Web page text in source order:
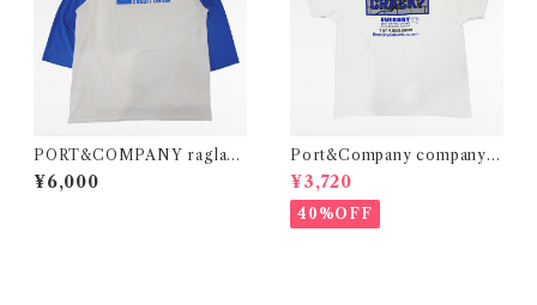
PORT&COMPANY raglan
sleeve print t-shirt
¥6,000
Port&Company company p
rint t-shirt
¥3,720
40%OFF